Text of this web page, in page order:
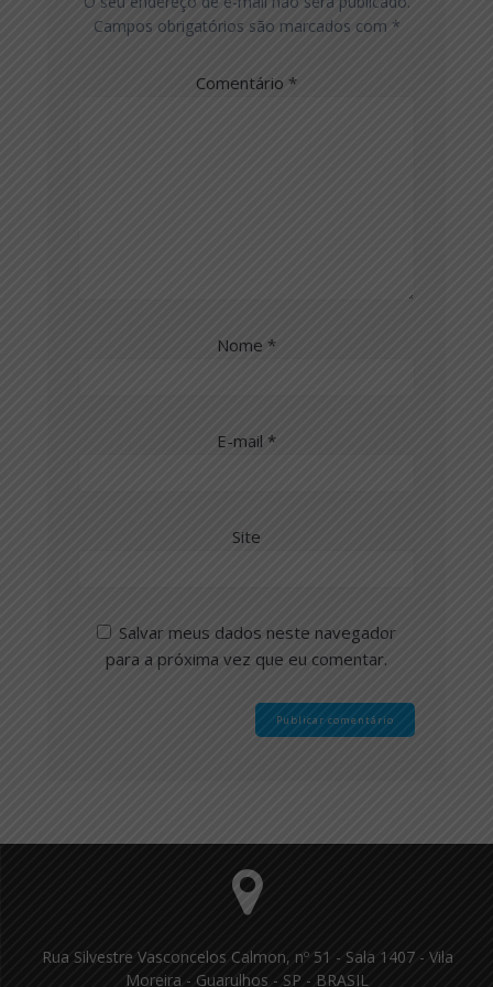
Campos obrigatórios são marcados com *
Comentário *
Nome *
E-mail *
Site
Salvar meus dados neste navegador
para a próxima vez que eu comentar.
Rua Silvestre Vasconcelos Calmon, nº 51 - Sala 1407 - Vila
Moreira - Guarulhos - SP - BRASIL